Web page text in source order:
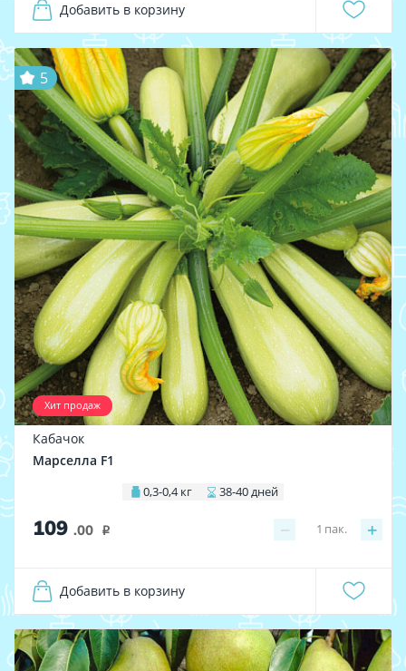
Добавить в корзину
Хит продаж
5
Кабачок
Марселла F1
0,3-0,4 кг 38-40 дней
109 .00 i − +
1 пак.
Добавить в корзину